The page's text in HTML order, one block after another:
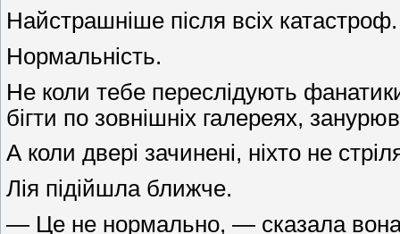
Найстрашніше після всіх катастроф.
Нормальність.
Не коли тебе переслідують
бігти по зовнішніх галереях,
А коли двері зачинені, ніхто не
Лія підійшла ближче.
— Це не нормально, — сказала